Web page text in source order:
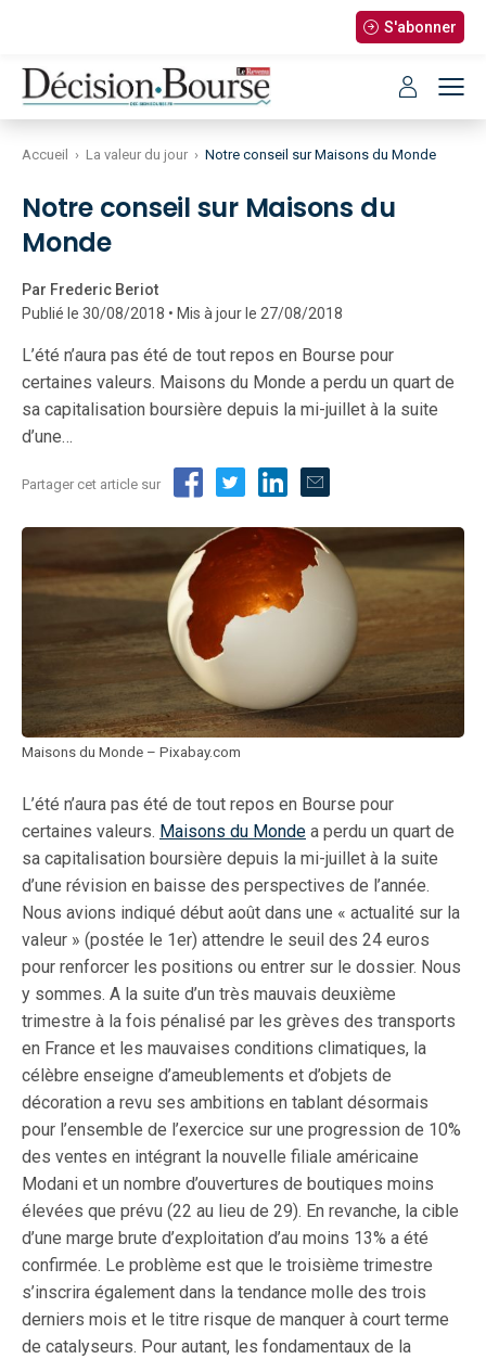
S'abonner
Accueil › La valeur du jour › Notre conseil sur Maisons du Monde
Notre conseil sur Maisons du
Monde
Par Frederic Beriot
Publié le 30/08/2018 • Mis à jour le 27/08/2018
L’été n’aura pas été de tout repos en Bourse pour
certaines valeurs. Maisons du Monde a perdu un quart de
sa capitalisation boursière depuis la mi-juillet à la suite
d’une…
Partager cet article sur
Maisons du Monde – Pixabay.com
L’été n’aura pas été de tout repos en Bourse pour
certaines valeurs. Maisons du Monde a perdu un quart de
sa capitalisation boursière depuis la mi-juillet à la suite
d’une révision en baisse des perspectives de l’année.
Nous avions indiqué début août dans une « actualité sur la
valeur » (postée le 1er) attendre le seuil des 24 euros
pour renforcer les positions ou entrer sur le dossier. Nous
y sommes. A la suite d’un très mauvais deuxième
trimestre à la fois pénalisé par les grèves des transports
en France et les mauvaises conditions climatiques, la
célèbre enseigne d’ameublements et d’objets de
décoration a revu ses ambitions en tablant désormais
pour l’ensemble de l’exercice sur une progression de 10%
des ventes en intégrant la nouvelle filiale américaine
Modani et un nombre d’ouvertures de boutiques moins
élevées que prévu (22 au lieu de 29). En revanche, la cible
d’une marge brute d’exploitation d’au moins 13% a été
confirmée. Le problème est que le troisième trimestre
s’inscrira également dans la tendance molle des trois
derniers mois et le titre risque de manquer à court terme
de catalyseurs. Pour autant, les fondamentaux de la